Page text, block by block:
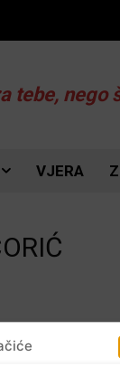
tebe, nego
VJERA